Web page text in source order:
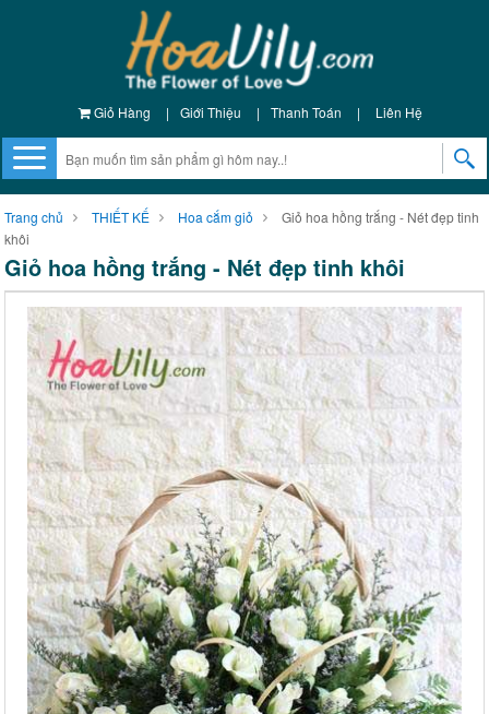
Giỏ Hàng | Giới Thiệu | Thanh Toán | Liên Hệ
Trang chủ THIẾT KẾ Hoa cắm giỏ
Giỏ hoa hồng trắng - Nét đẹp tinh
khôi
Giỏ hoa hồng trắng - Nét đẹp tinh khôi